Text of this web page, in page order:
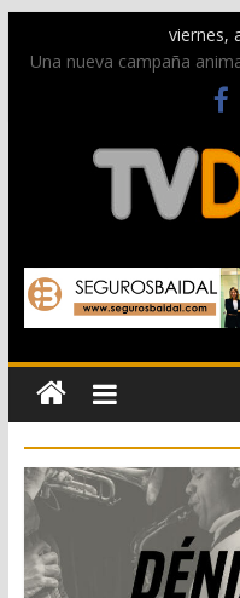
viernes,
Una nueva campaña
Paco Adsuar dona al
de la memoria visual de la
La Entraeta Festera llena
Campo con la recepción
El XII Festival de Jazz de
figuras nacionales e
Torrecremada
Los Moros y Cristianos
dan inicio a las fiestas en